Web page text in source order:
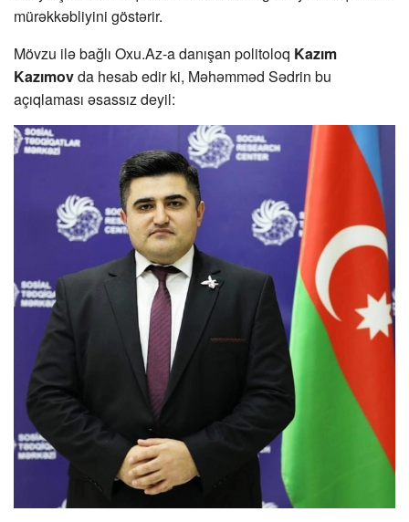
mürəkkəbliyini göstərir.
Mövzu ilə bağlı Oxu.Az-a danışan politoloq Kazım
Kazımovda hesab edir ki, Məhəmməd Sədrin bu
açıqlaması əsassız deyil: